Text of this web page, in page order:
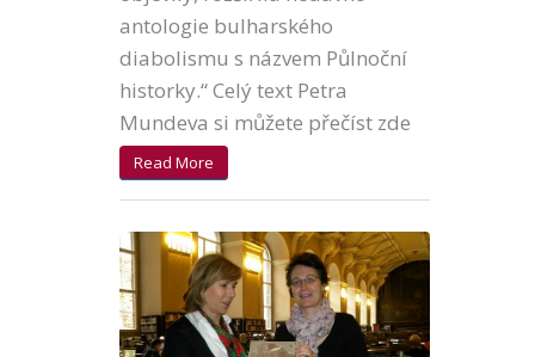
antologie bulharského
diabolismu s názvem Půlnoční
historky.“ Celý text Petra
Mundeva si můžete přečíst zde
Read More